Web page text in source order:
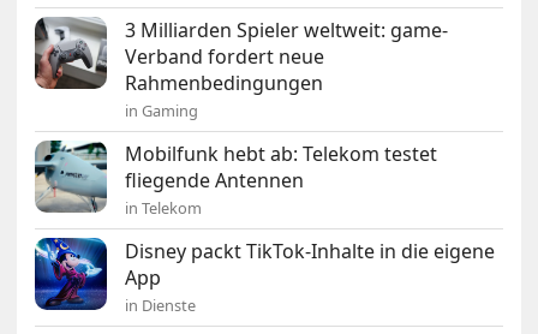
3 Milliarden Spieler weltweit: game-
Verband fordert neue
Rahmenbedingungen
in Gaming
Mobilfunk hebt ab: Telekom testet
fliegende Antennen
in Telekom
Disney packt TikTok-Inhalte in die eigene
App
in Dienste